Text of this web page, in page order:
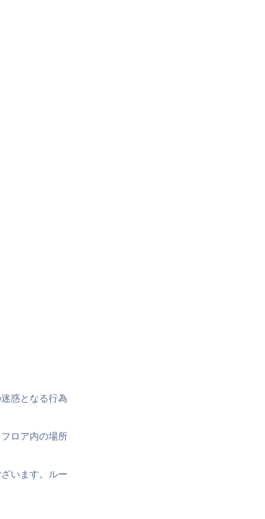
惑となる行為
ロア内の場所
います。ルー